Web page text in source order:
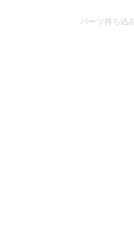
パーツ持ち込